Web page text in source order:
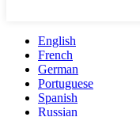
English
French
German
Portuguese
Spanish
Russian